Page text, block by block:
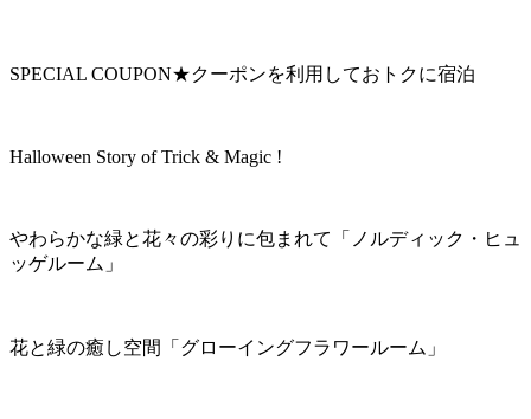
SPECIAL COUPON★クーポンを利用しておトクに宿泊
Halloween Story of Trick & Magic !
やわらかな緑と花々の彩りに包まれて「ノルディック・ヒュ
ッゲルーム」
花と緑の癒し空間「グローイングフラワールーム」